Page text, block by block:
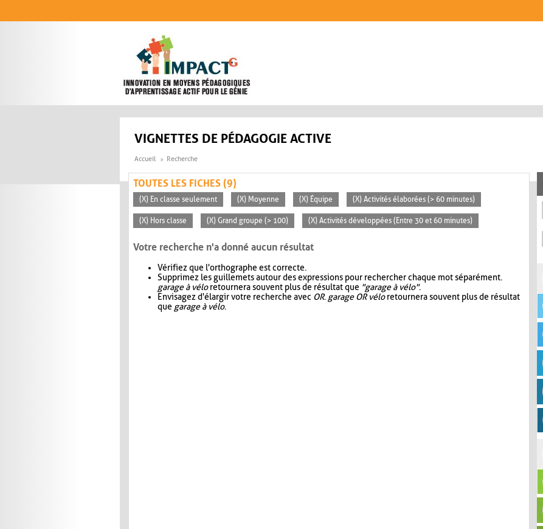
VIGNETTES DE PÉDAGOGIE ACTIVE
Accueil Recherche
TOUTES LES FICHES (9)
(X) En classe seulement (X) Moyenne (X) Équipe (X) Activités élaborées (> 60 minutes)
(X) Hors classe (X) Grand groupe (> 100) (X) Activités développées (Entre 30 et 60 minutes)
Votre recherche n'a donné aucun résultat
Vérifiez que l'orthographe est correcte.
Supprimez les guillemets autour des expressions pour rechercher chaque mot séparément.
garage à véloretournera souvent plus de résultat que "garage à vélo".
Envisagez d'élargir votre recherche avec OR. garage OR véloretournera souvent plus de résultat
que garage à vélo.